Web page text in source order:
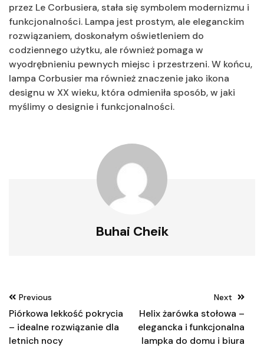
przez Le Corbusiera, stała się symbolem modernizmu i
funkcjonalności. Lampa jest prostym, ale eleganckim
rozwiązaniem, doskonałym oświetleniem do
codziennego użytku, ale również pomaga w
wyodrębnieniu pewnych miejsc i przestrzeni. W końcu,
lampa Corbusier ma również znaczenie jako ikona
designu w XX wieku, która odmieniła sposób, w jaki
myślimy o designie i funkcjonalności.
Buhai Cheik
Nawigacja
wpisu
Previous
Piórkowa lekkość pokrycia
– idealne rozwiązanie dla
letnich nocy
Next
Helix żarówka stołowa –
elegancka i funkcjonalna
lampka do domu i biura